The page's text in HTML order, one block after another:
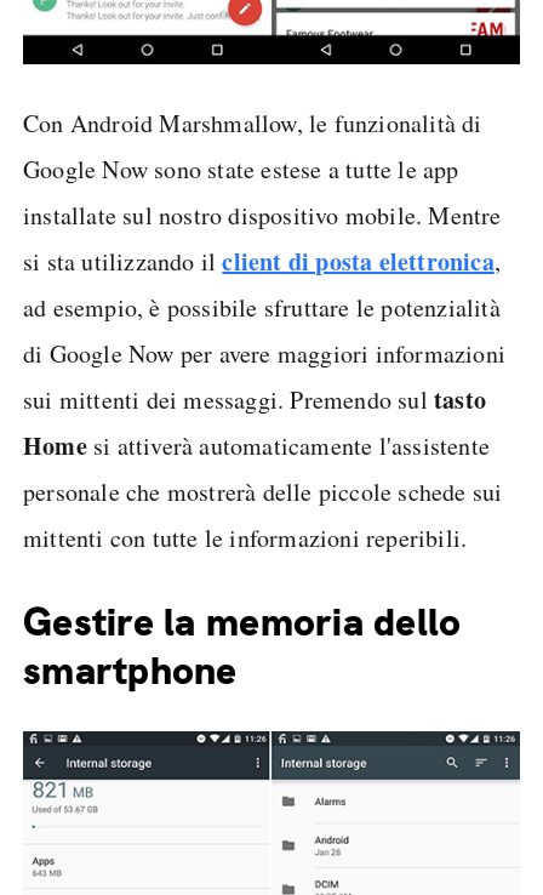
Con Android Marshmallow, le funzionalità di
Google Now sono state estese a tutte le app
installate sul nostro dispositivo mobile. Mentre
si sta utilizzando ilclient di posta elettronica,
ad esempio, è possibile sfruttare le potenzialità
di Google Now per avere maggiori informazioni
sui mittenti dei messaggi. Premendo sultasto
Homesi attiverà automaticamente l'assistente
personale che mostrerà delle piccole schede sui
mittenti con tutte le informazioni reperibili.
Gestire la memoria dello
smartphone